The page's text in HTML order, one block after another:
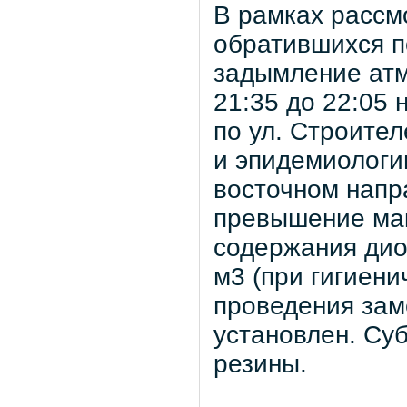
В рамках
обратившихся
задымление
21:35 до 22:05
по ул.
и
восточном
превышение
содержания
м3 (при
проведения
установлен.
резины.